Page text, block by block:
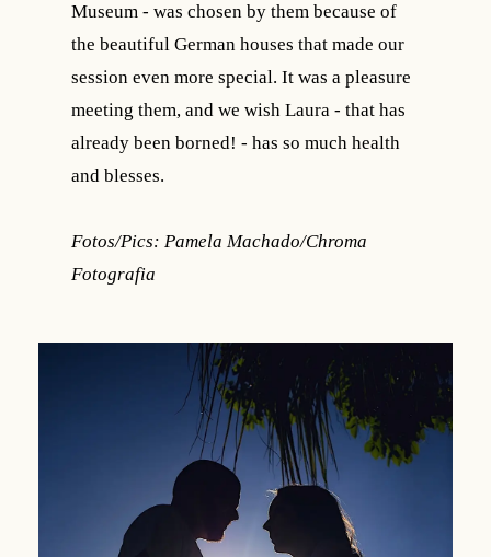
Museum - was chosen by them because of
the beautiful German houses that made our
session even more special. It was a pleasure
meeting them, and we wish Laura - that has
already been borned! - has so much health
and blesses.
Fotos/Pics: Pamela Machado/Chroma
Fotografia